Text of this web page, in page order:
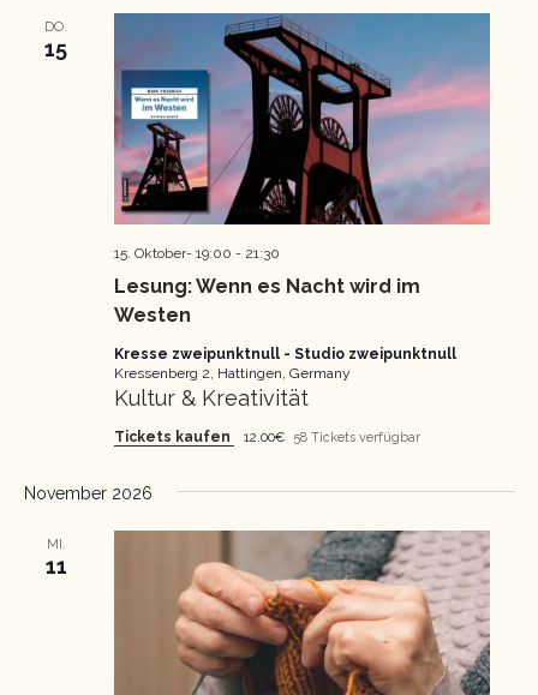
DO.
15
Lesung: Wenn es Nacht wird im
Westen
15. Oktober- 19:00 - 21:30
Kresse zweipunktnull - Studio zweipunktnull
Kressenberg 2, Hattingen, Germany
Kultur & Kreativität
Tickets kaufen 12.00€ 58 Tickets verfügbar
November 2026
MI.
11